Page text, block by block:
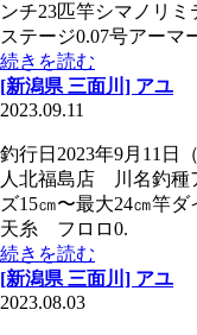
ンチ23匹竿シマノリ
ステージ0.07号アーマ
続きを読む
[新潟県 三面川] アユ
2023.09.11
釣行日2023年9月11日
人北福島店 川名釣種
ズ15㎝〜最大24㎝竿
天糸 フロロ0.
続きを読む
[新潟県 三面川] アユ
2023.08.03